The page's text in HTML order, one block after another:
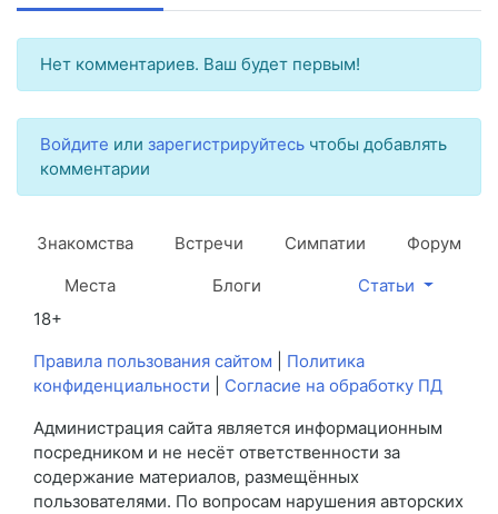
Нет комментариев. Ваш будет первым!
Войдите или зарегистрируйтесь чтобы добавлять
комментарии
Знакомства Встречи Симпатии
Форум
Места
Блоги
Статьи
18+
Правила пользования сайтом
Политика
конфиденциальности
Согласие на обработку ПД
Администрация сайта является информационным
посредником и не несёт ответственности за
содержание материалов, размещённых
пользователями. По вопросам нарушения авторских